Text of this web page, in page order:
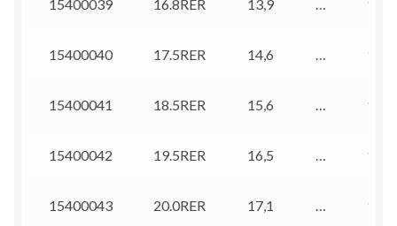
15400039 16.8RER 13,9 … 16,1
15400040 17.5RER 14,6 … 16,8
15400041 18.5RER 15,6 … 17,8
15400042 19.5RER 16,5 … 18,8
15400043 20.0RER 17,1 … 19,3